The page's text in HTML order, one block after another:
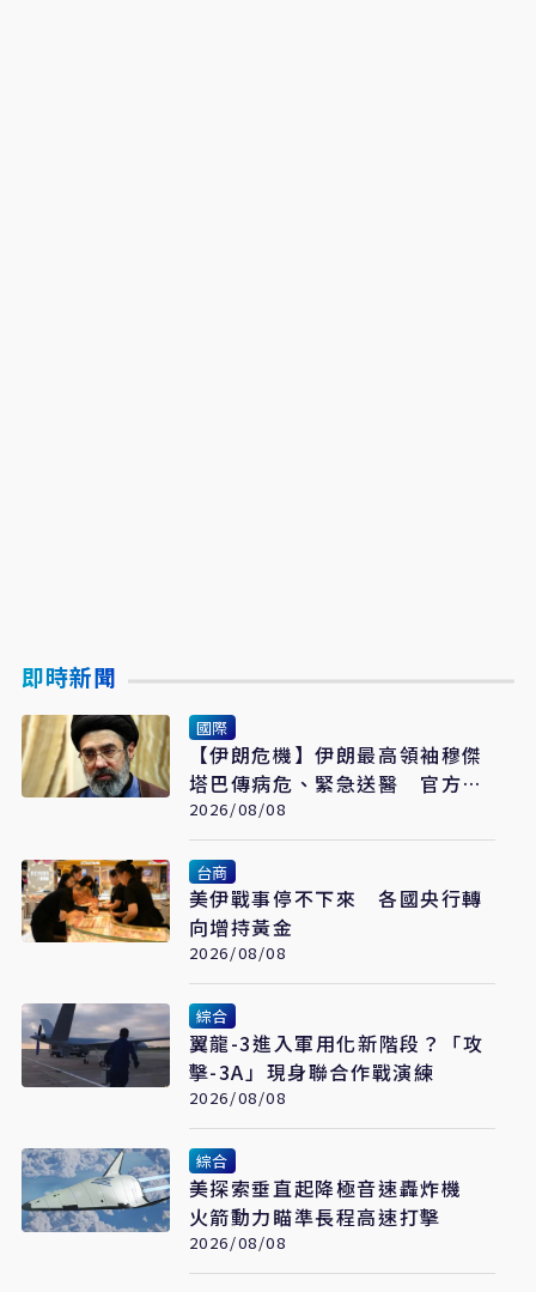
即時新聞
國際
【伊朗危機】伊朗最高領袖穆傑
塔巴傳病危、緊急送醫 官方未
證實
2026/08/08
台商
美伊戰事停不下來 各國央行轉
向增持黃金
2026/08/08
綜合
翼龍-3進入軍用化新階段？「攻
擊-3A」現身聯合作戰演練
2026/08/08
綜合
美探索垂直起降極音速轟炸機
火箭動力瞄準長程高速打擊
2026/08/08